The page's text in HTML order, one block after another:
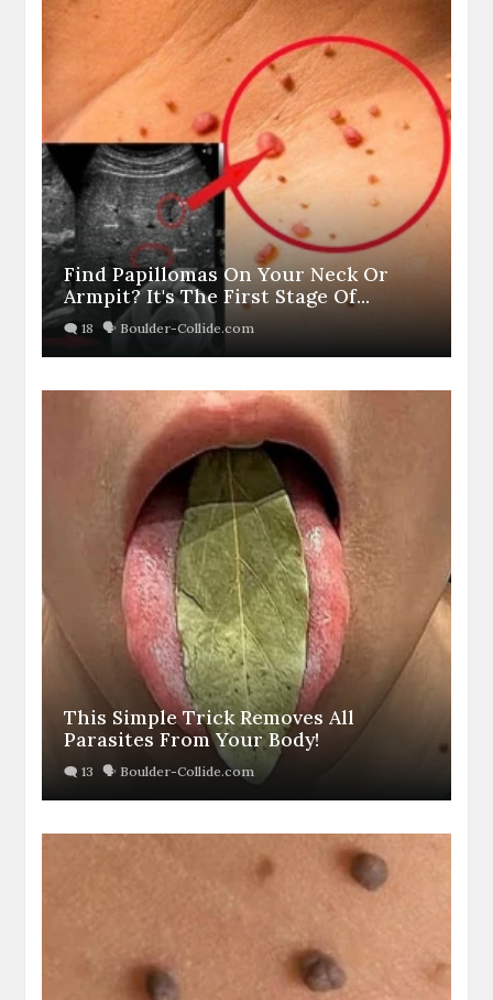
Find Papillomas On Your Neck Or
Armpit? It's The First Stage Of...
This Simple Trick Removes All
Parasites From Your Body!